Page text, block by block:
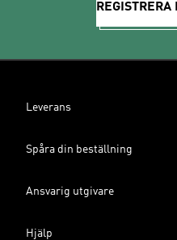
REGISTRERA
Leverans
Spåra din beställning
Ansvarig utgivare
Hjälp